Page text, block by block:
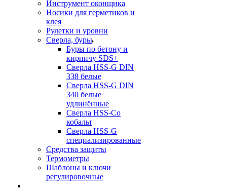
Инструмент оконщика
Носики для герметиков и
клея
Рулетки и уровни
Сверла, буры
Буры по бетону и
кирпичу SDS+
Сверла HSS-G DIN
338 белые
Сверла HSS-G DIN
340 белые
удлинённые
Сверла HSS-Co
кобальт
Сверла HSS-G
специализированные
Средства защиты
Термометры
Шаблоны и ключи
регулировочные